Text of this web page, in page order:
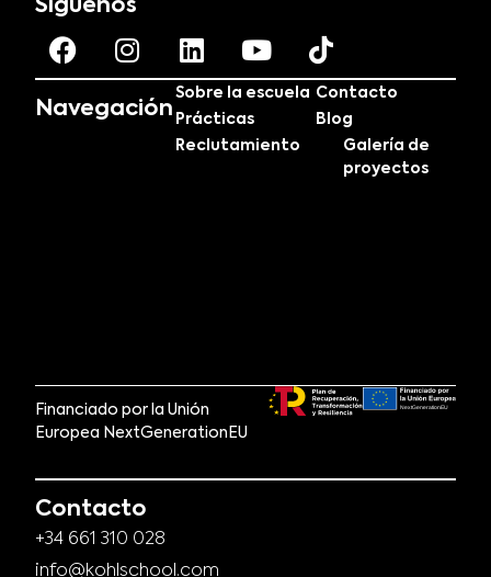
Navegación
Sobre la escuela
Prácticas
Reclutamiento
Contacto
Blog
Galería de
proyectos
Financiado por la Unión
Europea NextGenerationEU
Contacto
+34 661 310 028
info@kohlschool.com
Síguenos